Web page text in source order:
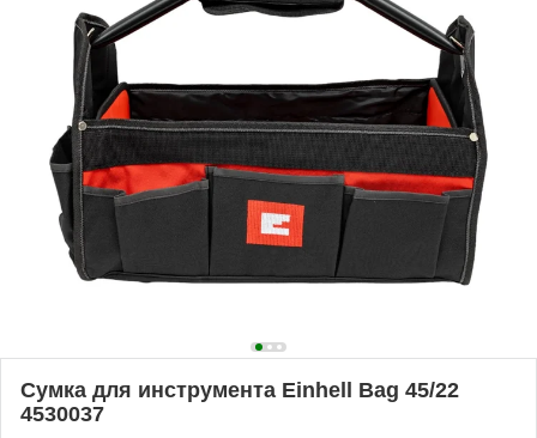
Сумка для инструмента Einhell Bag 45/22
4530037